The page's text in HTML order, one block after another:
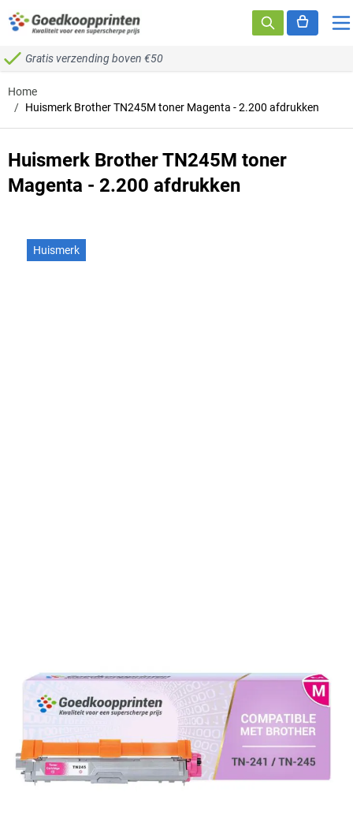
Ga naar de inhoud
Gratis verzending boven €50
Home
/ Huismerk Brother TN245M toner Magenta - 2.200 afdrukken
Huismerk Brother TN245M toner
Magenta - 2.200 afdrukken
Huismerk
1 reviews
Op voorraad
- Ma-Do: voor 15:30 besteld = vandaag verzonden